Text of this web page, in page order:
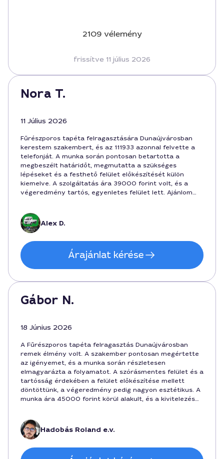
2109 vélemény
frissítve 11 július 2026
Nora T.
11 Július 2026
Fűrészporos tapéta felragasztására Dunaújvárosban
kerestem szakembert, és az 111933 azonnal felvette a
telefonját. A munka során pontosan betartotta a
megbeszélt határidőt, megmutatta a szükséges
lépéseket és a festhető felület előkészítését külön
kiemelve. A szolgáltatás ára 39000 forint volt, és a
végeredmény tartós, egyenletes felület lett. Ajánlom
Alex D.
Árajánlat kérése
Gábor N.
18 Június 2026
A Fűrészporos tapéta felragasztás Dunaújvárosban
remek élmény volt. A szakember pontosan megértette
az igényemet, és a munka során részletesen
elmagyarázta a folyamatot. A szórásmentes felület és a
tartósság érdekében a felület előkészítése mellett
döntöttünk, a végeredmény pedig nagyon esztétikus. A
munka ára 45000 forint körül alakult, és a kivitelezés
köszönöm a professzionális hozzáállást és a tapéta
megfelelő ragasztását.
Hadobás Roland e.v.